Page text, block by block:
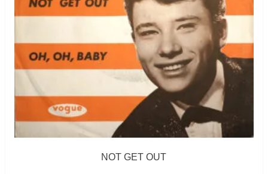
NOT GET OUT